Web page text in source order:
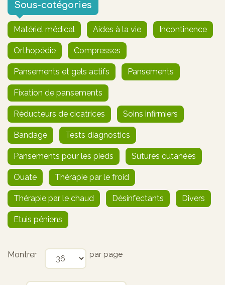
Sous-catégories
Matériel médical Aides à la vie Incontinence
Orthopédie Compresses
Pansements et gels actifs Pansements
Fixation de pansements
Réducteurs de cicatrices Soins infirmiers
Bandage Tests diagnostics
Pansements pour les pieds Sutures cutanées
Ouate Thérapie par le froid
Thérapie par le chaud Désinfectants Divers
Etuis péniens
Montrer par page